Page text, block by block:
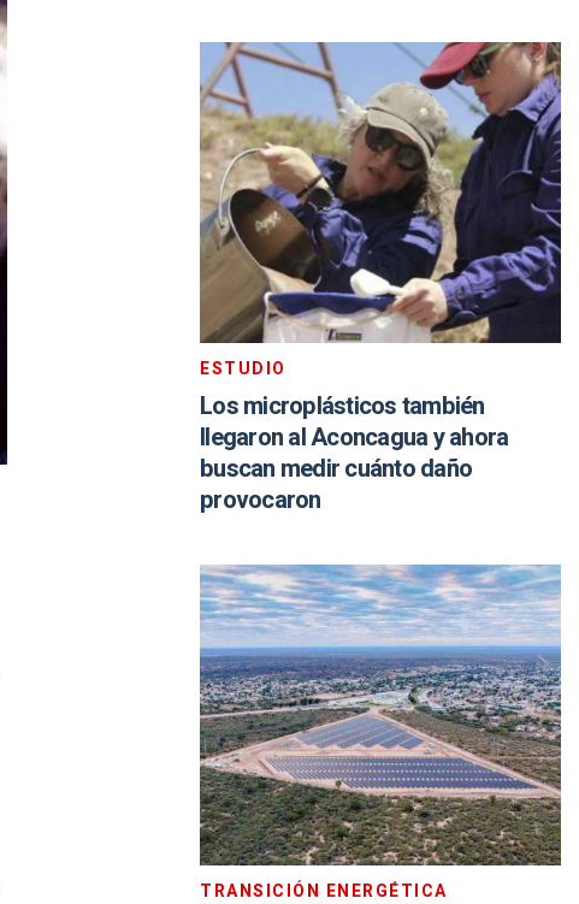
ESTUDIO
Los microplásticos también
llegaron al Aconcagua y ahora
buscan medir cuánto daño
provocaron
TRANSICIÓN ENERGÉTICA